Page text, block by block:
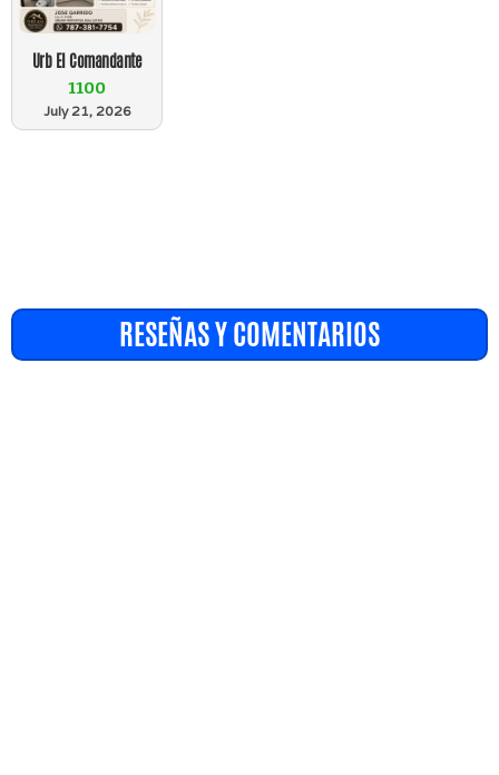
Urb El Comandante
1100
July 21, 2026
RESEÑAS Y COMENTARIOS